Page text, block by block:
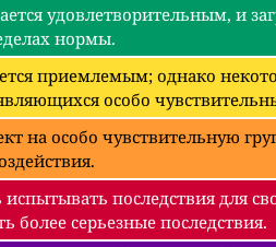
удовлетворительным, и
нормы.
приемлемым; однако
особо
на особо чувствительную
последствия для
более серьезные последствия.